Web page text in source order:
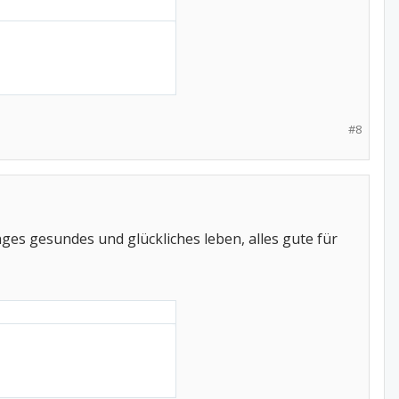
#8
gesundes und glückliches leben, alles gute für